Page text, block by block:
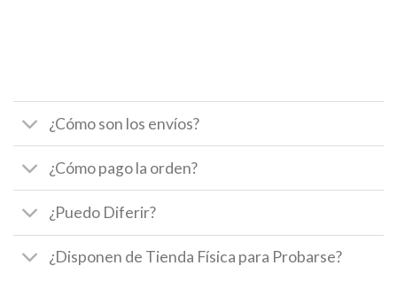
¿Cómo son los envíos?
¿Cómo pago la orden?
¿Puedo Diferir?
¿Disponen de Tienda Física para Probarse?